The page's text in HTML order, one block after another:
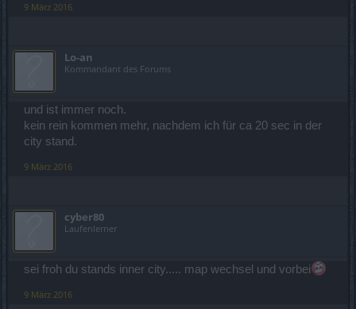
9 März 2016
Lo-an
Kommandant des Forums
und ist immer noch.
kein rein kommen mehr, nachdem ich für ca 20 sec in der
city stand.
9 März 2016
cyber80
Laufenlerner
sei froh du stands inner city..... map wechsel und vorbei
9 März 2016